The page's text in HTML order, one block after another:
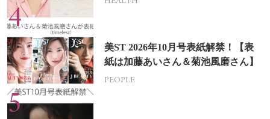
美ST 2026年10月号表紙解禁！【表
紙は加藤あいさん＆菊池風磨さん】
PEOPLE